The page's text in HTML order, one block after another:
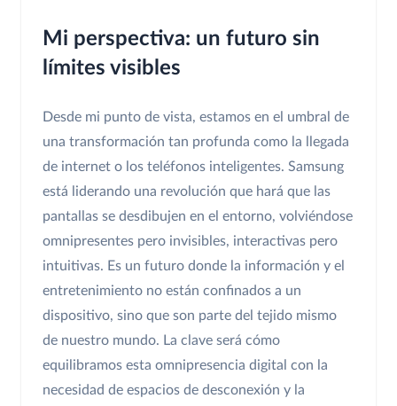
Mi perspectiva: un futuro sin
límites visibles
Desde mi punto de vista, estamos en el umbral de
una transformación tan profunda como la llegada
de internet o los teléfonos inteligentes. Samsung
está liderando una revolución que hará que las
pantallas se desdibujen en el entorno, volviéndose
omnipresentes pero invisibles, interactivas pero
intuitivas. Es un futuro donde la información y el
entretenimiento no están confinados a un
dispositivo, sino que son parte del tejido mismo
de nuestro mundo. La clave será cómo
equilibramos esta omnipresencia digital con la
necesidad de espacios de desconexión y la